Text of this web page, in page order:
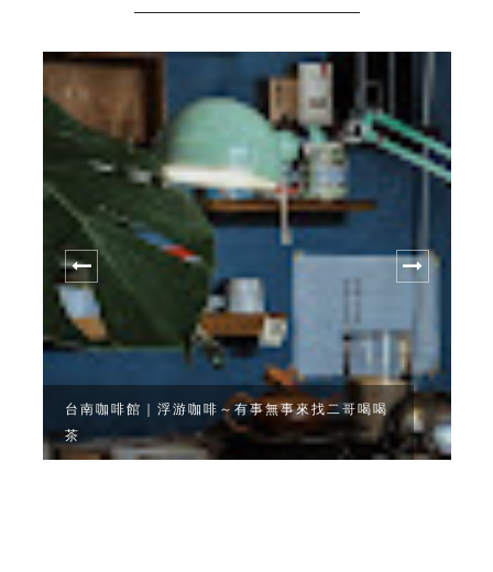
台南咖啡館｜浮游咖啡～有事無事來找二哥喝喝
茶